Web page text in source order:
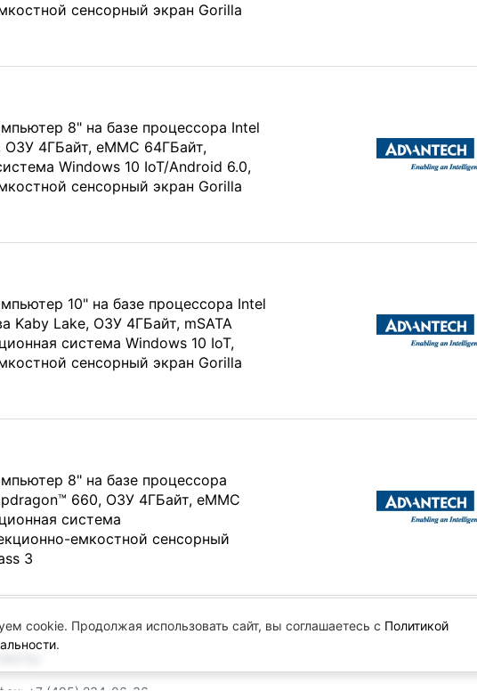
сенсорный экран Gorilla
8" на базе процессора Intel
4ГБайт, eMMC 64ГБайт,
Windows 10 IoT/Android 6.0,
сенсорный экран Gorilla
10" на базе процессора Intel
Kaby Lake, ОЗУ 4ГБайт, mSATA
система Windows 10 IoT,
сенсорный экран Gorilla
8" на базе процессора
660, ОЗУ 4ГБайт, eMMC
система
емкостной сенсорный
3
cookie. Продолжая использовать сайт, вы соглашаетесь с Политикой
.